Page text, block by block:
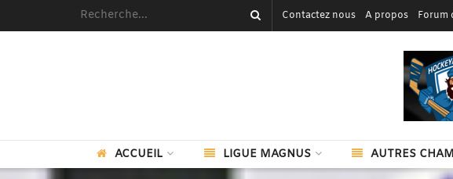
Contactez nous A propos Forum
ACCUEIL LIGUE MAGNUS AUTRES